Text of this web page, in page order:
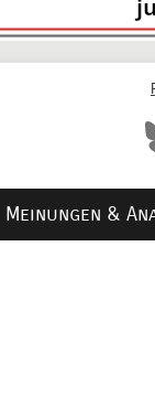
Meinungen &